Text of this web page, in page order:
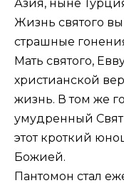
Азия, ныне
Жизнь святого
страшные
Мать святого,
христианской
жизнь. В том же
умудренный
этот кроткий
Божией.
Пантомон стал